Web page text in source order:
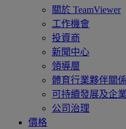
關於 TeamViewer
工作機會
投資商
新聞中心
領導層
體育行業夥伴關係
可持續發展及企
公司治理
價格